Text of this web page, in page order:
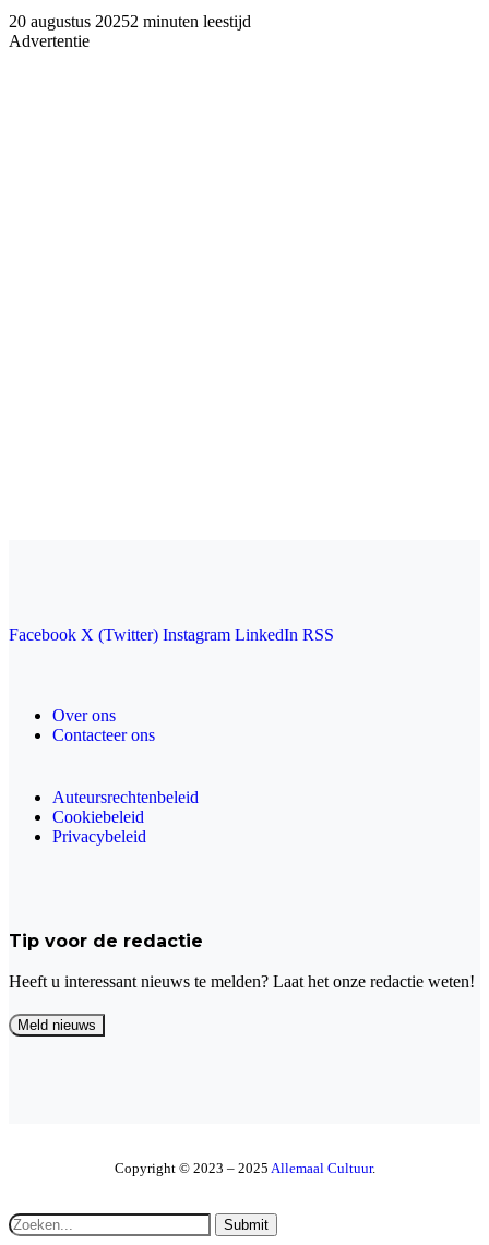
20 augustus 20252 minuten leestijd
Advertentie
Facebook X (Twitter) Instagram LinkedIn RSS
Over ons
Contacteer ons
Auteursrechtenbeleid
Cookiebeleid
Privacybeleid
Tip voor de redactie
Heeft u interessant nieuws te melden? Laat het onze redactie weten!
Copyright © 2023 – 2025 Allemaal Cultuur.
Submit